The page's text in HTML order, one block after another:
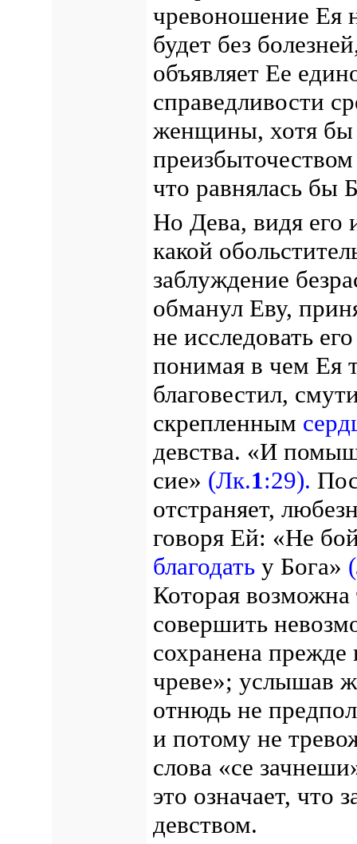
чревоношение Ея
будет без
объявляет Ее
справедливости
женщины, хотя бы
что равнялась бы
Но Дева, видя его
какой
заблуждение
обманул Еву,
не исследовать
понимая в чем Ея
благовестил,
скрепленным
девства. «И
сие» (Лк.1:29).
отстраняет,
говоря Ей: «Не
благодать у Бога»
Которая
совершить
сохранена
чреве»; услышав
отнюдь не
и потому не
слова «се
это означает, что
девством.